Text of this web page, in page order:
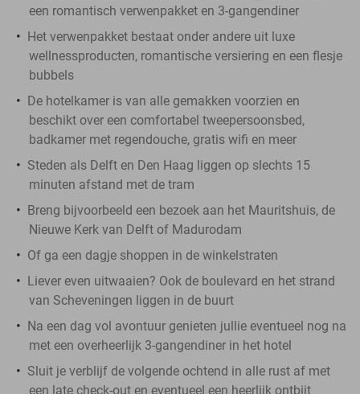
een romantisch verwenpakket en 3-gangendiner
Het verwenpakket bestaat onder andere uit luxe
wellnessproducten, romantische versiering en een flesje
bubbels
De hotelkamer is van alle gemakken voorzien en
beschikt over een comfortabel tweepersoonsbed,
badkamer met regendouche, gratis wifi en meer
Steden als Delft en Den Haag liggen op slechts 15
minuten afstand met de tram
Breng bijvoorbeeld een bezoek aan het Mauritshuis, de
Nieuwe Kerk van Delft of Madurodam
Of ga een dagje shoppen in de winkelstraten
Liever even uitwaaien? Ook de boulevard en het strand
van Scheveningen liggen in de buurt
Na een dag vol avontuur genieten jullie eventueel nog na
met een overheerlijk 3-gangendiner in het hotel
Sluit je verblijf de volgende ochtend in alle rust af met
een late check-out en eventueel een heerlijk ontbijt